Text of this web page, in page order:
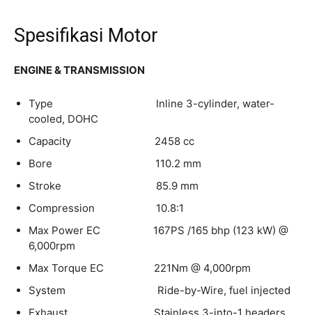
Spesifikasi Motor
ENGINE & TRANSMISSION
Type Inline 3-cylinder, water-
cooled, DOHC
Capacity 2458 cc
Bore 110.2 mm
Stroke 85.9 mm
Compression 10.8:1
Max Power EC 167PS /165 bhp (123 kW) @
6,000rpm
Max Torque EC 221Nm @ 4,000rpm
System Ride-by-Wire, fuel injected